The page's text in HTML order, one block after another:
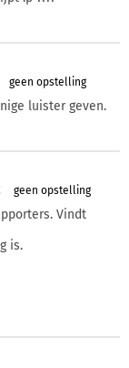
geen opstelling
luister geven.
geen opstelling
Vindt
is.